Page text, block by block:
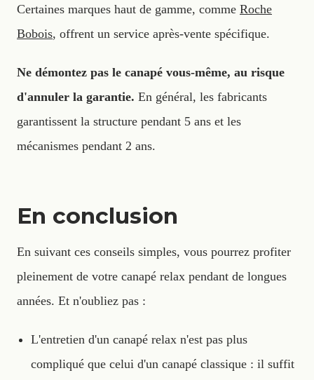
Certaines marques haut de gamme, comme Roche
Bobois, offrent un service après-vente spécifique.
Ne démontez pas le canapé vous-même, au risque
d'annuler la garantie. En général, les fabricants
garantissent la structure pendant 5 ans et les
mécanismes pendant 2 ans.
En conclusion
En suivant ces conseils simples, vous pourrez profiter
pleinement de votre canapé relax pendant de longues
années. Et n'oubliez pas :
L'entretien d'un canapé relax n'est pas plus
compliqué que celui d'un canapé classique : il suffit